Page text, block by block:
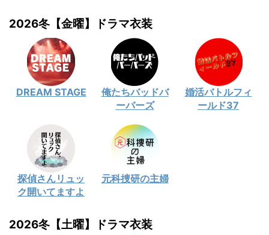
2026冬【金曜】ドラマ衣装
DREAM STAGE
俺たちバッドバ
ーバーズ
婚活バトルフィ
ールド37
探偵さんリュッ
ク開いてますよ
元科捜研の主婦
2026冬【土曜】ドラマ衣装